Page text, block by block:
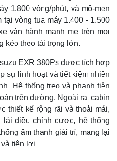
1.800 vòng/phút, và mô-men
vòng tua máy 1.400 - 1.500
vận hành mạnh mẽ trên mọi
kéo theo tải trọng lớn.
EXR 380Ps được tích hợp
sự linh hoạt và tiết kiệm nhiên
Hệ thống treo và phanh tiên
trên đường. Ngoài ra, cabin
thiết kế rộng rãi và thoải mái,
điều chỉnh được, hệ thống
âm thanh giải trí, mang lại
tiện lợi.